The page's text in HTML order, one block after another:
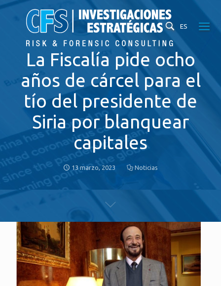
ES
La Fiscalía pide ocho
años de cárcel para el
tío del presidente de
Siria por blanquear
capitales
13 marzo, 2023 Noticias